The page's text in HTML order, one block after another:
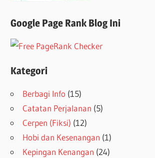
Google Page Rank Blog Ini
Kategori
Berbagi Info (15)
Catatan Perjalanan (5)
Cerpen (Fiksi) (12)
Hobi dan Kesenangan (1)
Kepingan Kenangan (24)